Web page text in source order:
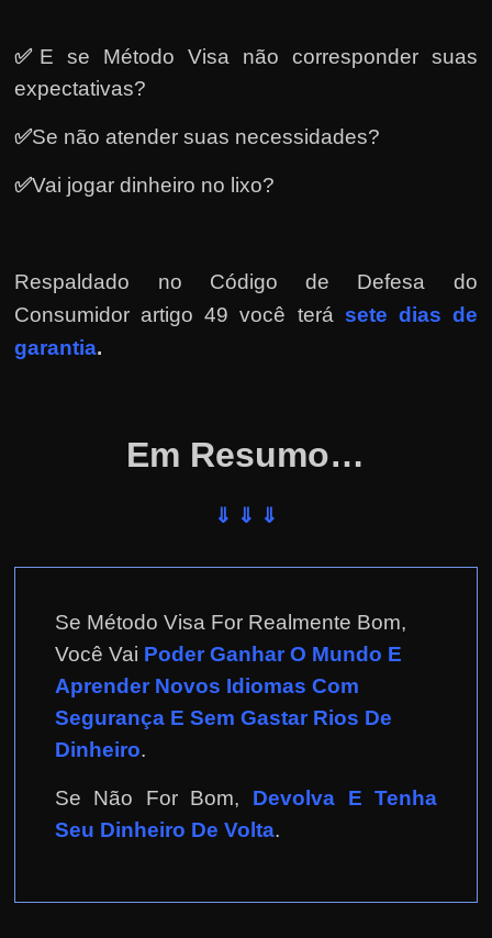
n
e
M
c
o
m
✅ E se Método Visa não corresponder suas
expectativas?
✅Se não atender suas necessidades?
✅Vai jogar dinheiro no lixo?
Respaldado no Código de Defesa do
Consumidor artigo 49 você terá sete dias de
garantia.
Em Resumo…
⇓ ⇓ ⇓
Se Método Visa For Realmente Bom,
Você Vai Poder Ganhar O Mundo E
Aprender Novos Idiomas Com
Segurança E Sem Gastar Rios De
Dinheiro.
Se Não For Bom, Devolva E Tenha
Seu Dinheiro De Volta.